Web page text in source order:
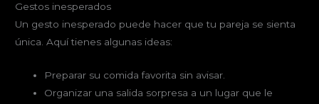
Gestos inesperados
Un gesto inesperado puede hacer que tu pareja se sienta
única. Aquí tienes algunas ideas:
Preparar su comida favorita sin avisar.
Organizar una salida sorpresa a un lugar que le